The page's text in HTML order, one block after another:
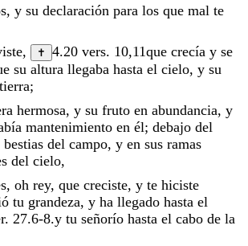
, y su declaración para los que mal te
, ✝ 4.20 vers. 10,11que crecía y se
su altura llegaba hasta el cielo, y su
tierra;
hermosa, y su fruto en abundancia, y
mantenimiento en él; debajo del
bestias del campo, y en sus ramas
del cielo,
, oh rey, que creciste, y te hiciste
tu grandeza, y ha llegado hasta el
27.6-8.y tu señorío hasta el cabo de la